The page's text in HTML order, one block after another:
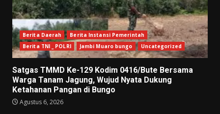
Berita Daerah
Berita Instansi Pemerintah
Berita TNI _ POLRI
Jambi Muaro bungo Uncategorized
Satgas TMMD Ke-129 Kodim 0416/Bute Bersama
Warga Tanam Jagung, Wujud Nyata Dukung
Ketahanan Pangan di Bungo
Agustus 6, 2026